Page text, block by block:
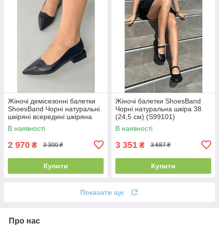
Жіночі демісезонні балетки
ShoesBand Чорні натуральні
шкіряні всередині шкіряна
підкладка 40 (26 см)
(S99261-1)
В наявності
2 970 ₴ 3 300 ₴
Купити
Жіночі балетки ShoesBand
Чорні натуральна шкіра 38
(24,5 см) (S99101)
В наявності
3 351 ₴ 3 687 ₴
Купити
Показати ще
Про нас